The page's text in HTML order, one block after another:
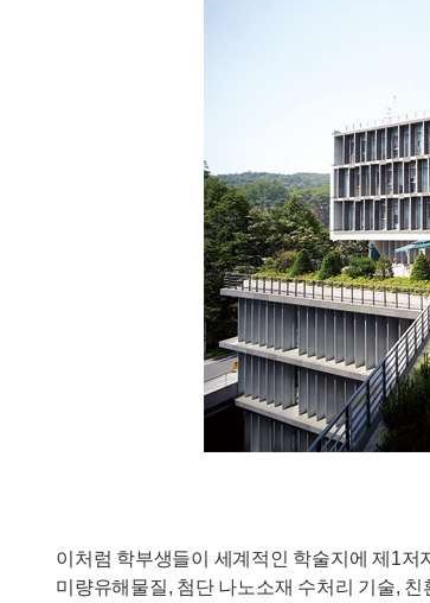
이처럼 학부생들이 세계적인 학술지에 제1
미량유해물질, 첨단 나노소재 수처리 기술,